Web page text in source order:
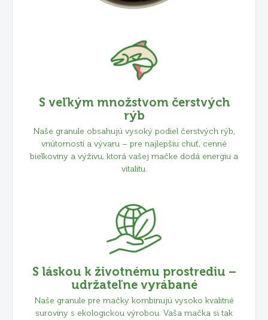
S veľkým množstvom čerstvých
rýb
Naše granule obsahujú vysoký podiel čerstvých rýb,
vnútorností a vývaru – pre najlepšiu chuť, cenné
bielkoviny a výživu, ktorá vašej mačke dodá energiu a
vitalitu.
S láskou k životnému prostrediu –
udržateľne vyrábané
Naše granule pre mačky kombinujú vysoko kvalitné
suroviny s ekologickou výrobou. Vaša mačka si tak